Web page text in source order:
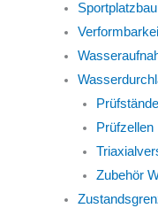
Sportplatzbau
Prüfstände
Prüfzellen
Zubehör